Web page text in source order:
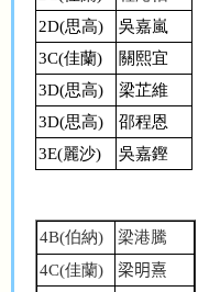
2D(思高)
吳嘉嵐
3C(佳蘭)
關熙宜
3D(思高)
梁芷維
3D(思高)
邵程恩
3E(麗沙) 吳嘉鏗
4B(伯納)
梁港騰
4C(佳蘭)
梁明熹